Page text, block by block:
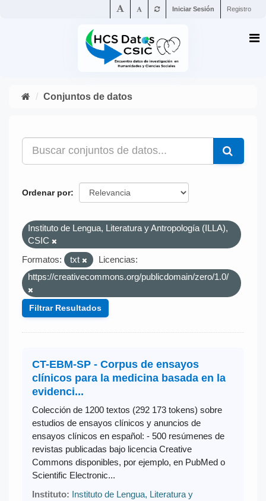
Iniciar Sesión Registro
Conjuntos de datos
Ordenar por
Instituto de Lengua, Literatura y Antropología (ILLA),
CSIC
Formatos:
txt
Licencias:
https://creativecommons.org/publicdomain/zero/1.0/
Filtrar Resultados
CT-EBM-SP - Corpus de ensayos
clínicos para la medicina basada en la
evidenci...
Colección de 1200 textos (292 173 tokens) sobre
estudios de ensayos clínicos y anuncios de
ensayos clínicos en español: - 500 resúmenes de
revistas publicadas bajo licencia Creative
Commons disponibles, por ejemplo, en PubMed o
Scientific Electronic...
Instituto: Instituto de Lengua, Literatura y